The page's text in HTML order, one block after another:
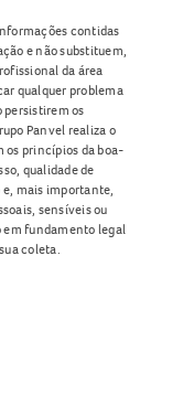
contidas
e não substituem,
da área
qualquer problema
persistirem os
Panvel realiza o
os princípios da boa-
qualidade de
mais importante,
sensíveis ou
em fundamento legal
coleta.